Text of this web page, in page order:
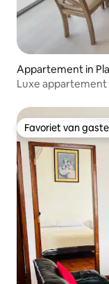
Appartement in
Luxe
Favoriet van
Favoriet van